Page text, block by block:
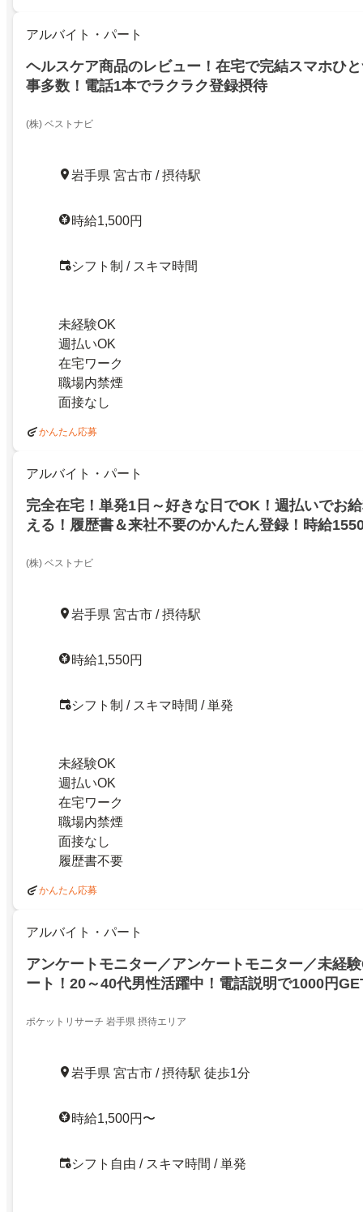
アルバイト・パート
ヘルスケア商品のレビュー！在宅で完結スマホひ
事多数！電話1本でラクラク登録摂待
(株) ベストナビ
岩手県 宮古市 / 摂待駅
時給1,500円
シフト制 / スキマ時間
未経験OK
週払いOK
在宅ワーク
職場内禁煙
面接なし
かんたん応募
アルバイト・パート
完全在宅！単発1日～好きな日でOK！週払いでお
える！履歴書＆来社不要のかんたん登録！時給
(株) ベストナビ
岩手県 宮古市 / 摂待駅
時給1,550円
シフト制 / スキマ時間 / 単発
未経験OK
週払いOK
在宅ワーク
職場内禁煙
面接なし
履歴書不要
かんたん応募
アルバイト・パート
アンケートモニター／アンケートモニター／未経
ート！20～40代男性活躍中！電話説明で1000円
ポケットリサーチ 岩手県 摂待エリア
岩手県 宮古市 / 摂待駅 徒歩1分
時給1,500円〜
シフト自由 / スキマ時間 / 単発